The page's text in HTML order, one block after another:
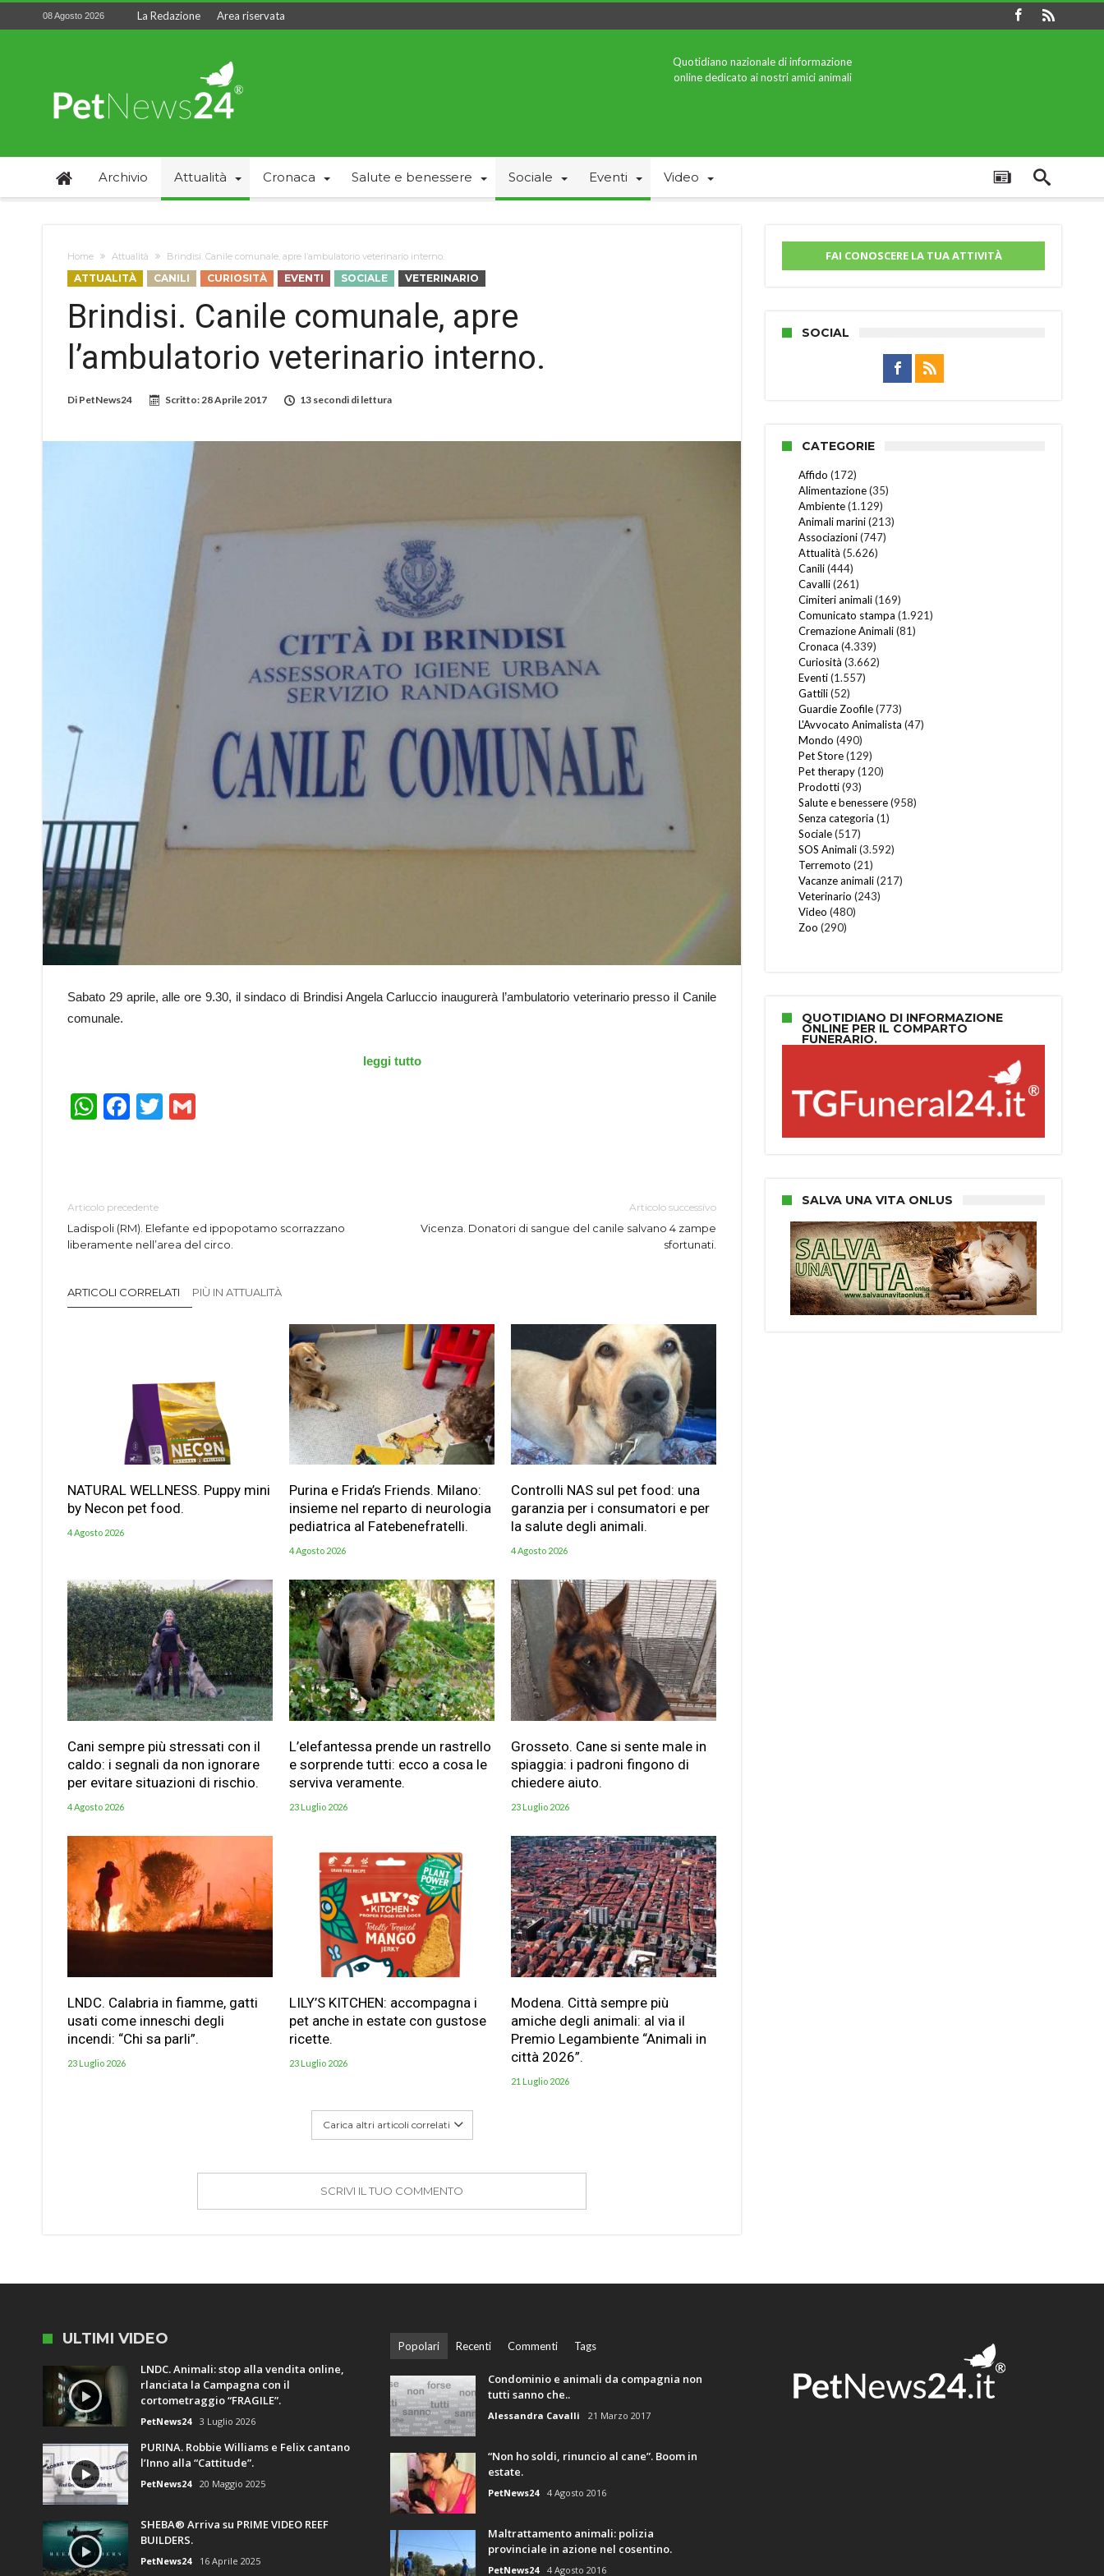
08 Agosto 2026 La Redazione Area riservata
Quotidiano nazionale di informazione
online dedicato ai nostri amici animali
Archivio Attualità Cronaca Salute e benessere Sociale Eventi Video
Home Attualità Brindisi. Canile comunale, apre l’ambulatorio veterinario interno.
ATTUALITÀ CANILI CURIOSITÀ EVENTI SOCIALE VETERINARIO
Brindisi. Canile comunale, apre
l’ambulatorio veterinario interno.
Di PetNews24 Scritto:28 Aprile 2017 13 secondi di lettura
Sabato 29 aprile, alle ore 9.30, il sindaco di Brindisi Angela Carluccio inaugurerà l’ambulatorio veterinario presso il Canile
comunale.
leggi tutto
WhatsApp
Facebook
Twitter
Articolo precedente
Ladispoli (RM). Elefante ed ippopotamo scorrazzano
liberamente nell’area del circo.
Articolo successivo
Vicenza. Donatori di sangue del canile salvano 4 zampe
sfortunati.
ARTICOLI CORRELATI PIÙ IN ATTUALITÀ
NATURAL WELLNESS. Puppy mini
by Necon pet food.
4 Agosto 2026
Purina e Frida’s Friends. Milano:
insieme nel reparto di neurologia
pediatrica al Fatebenefratelli.
4 Agosto 2026
Controlli NAS sul pet food: una
garanzia per i consumatori e per
la salute degli animali.
4 Agosto 2026
Cani sempre più stressati con il
caldo: i segnali da non ignorare
per evitare situazioni di rischio.
4 Agosto 2026
L’elefantessa prende un rastrello
e sorprende tutti: ecco a cosa le
serviva veramente.
23 Luglio 2026
Grosseto. Cane si sente male in
spiaggia: i padroni fingono di
chiedere aiuto.
23 Luglio 2026
LNDC. Calabria in fiamme, gatti
usati come inneschi degli
incendi: “Chi sa parli”.
23 Luglio 2026
LILY’S KITCHEN: accompagna i
pet anche in estate con gustose
ricette.
23 Luglio 2026
Modena. Città sempre più
amiche degli animali: al via il
Premio Legambiente “Animali in
città 2026”.
21 Luglio 2026
Carica altri articoli correlati
SCRIVI IL TUO COMMENTO
FAI CONOSCERE LA TUA ATTIVITÀ
SOCIAL
CATEGORIE
Affido (172)
Alimentazione(35)
Ambiente(1.129)
Animali marini(213)
Associazioni(747)
Attualità (5.626)
Canili(444)
Cavalli(261)
Cimiteri animali(169)
Comunicato stampa (1.921)
Cremazione Animali(81)
Cronaca (4.339)
Curiosità (3.662)
Eventi(1.557)
Gattili(52)
Guardie Zoofile(773)
L'Avvocato Animalista (47)
Mondo (490)
Pet Store(129)
Pet therapy(120)
Prodotti(93)
Salute e benessere(958)
Senza categoria (1)
Sociale(517)
SOS Animali(3.592)
Terremoto (21)
Vacanze animali(217)
Veterinario (243)
Video (480)
Zoo (290)
QUOTIDIANO DI INFORMAZIONE
ONLINE PER IL COMPARTO
FUNERARIO.
SALVA UNA VITA ONLUS
ULTIMI VIDEO
LNDC. Animali: stop alla vendita online,
rlanciata la Campagna con il
cortometraggio “FRAGILE”.
PetNews24 3 Luglio 2026
PURINA. Robbie Williams e Felix cantano
l’Inno alla “Cattitude”.
PetNews24 20 Maggio 2025
SHEBA® Arriva su PRIME VIDEO REEF
BUILDERS.
PetNews24 16 Aprile 2025
Popolari Recenti Commenti Tags
Condominio e animali da compagnia non
tutti sanno che..
Alessandra Cavalli 21 Marzo 2017
“Non ho soldi, rinuncio al cane”. Boom in
estate.
PetNews24 4 Agosto 2016
Maltrattamento animali: polizia
provinciale in azione nel cosentino.
PetNews24 4 Agosto 2016